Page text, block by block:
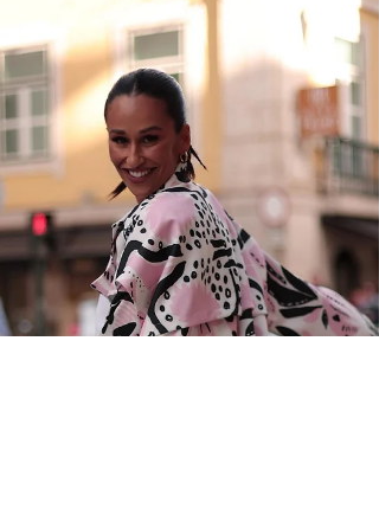
Se há algo que nunca passa despercebido no
"Dança com as Estrelas", para além dos passos
dança incríveis, são os visuais deslumbrantes...